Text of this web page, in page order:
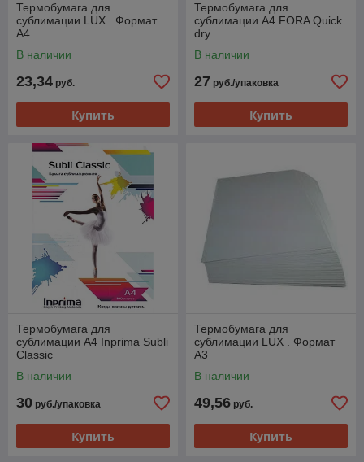
Термобумага для
сублимации LUX . Формат
А4
В наличии
23,34 руб.
Купить
Термобумага для
сублимации A4 FORA Quick
dry
В наличии
27 руб./упаковка
Купить
Термобумага для
сублимации A4 Inprima Subli
Classic
В наличии
30 руб./упаковка
Купить
Термобумага для
сублимации LUX . Формат
А3
В наличии
49,56 руб.
Купить